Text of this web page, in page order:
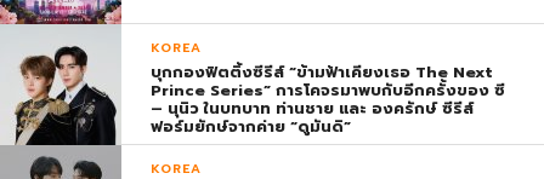
KOREA
บุกกองฟิตติ้งซีรีส์ “ข้ามฟ้าเคียงเธอ The Next
Prince Series” การโคจรมาพบกับอีกครั้งของ ซี
– นุนิว ในบทบาท ท่านชาย และ องครักษ์ ซีรีส์
ฟอร์มยักษ์จากค่าย “ดูมันดิ”
KOREA